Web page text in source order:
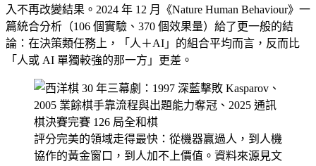
入不再改變結果。2024 年 12 月《Nature Human Behaviour》一
篇統合分析（106 個實驗、370 個效果量）給了更一般的結
論：在決策類任務上，「人＋AI」的組合平均而言，反而比
「人或 AI 單獨較強的那一方」更差。
評分完美的領域走得最快：從機器贏過人，到人機
協作的黃金窗口，到人加不上價值。資料來源見文